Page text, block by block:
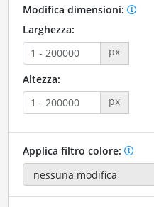
Modifica dimensioni:
Larghezza:
px
Altezza:
px
Applica filtro colore: